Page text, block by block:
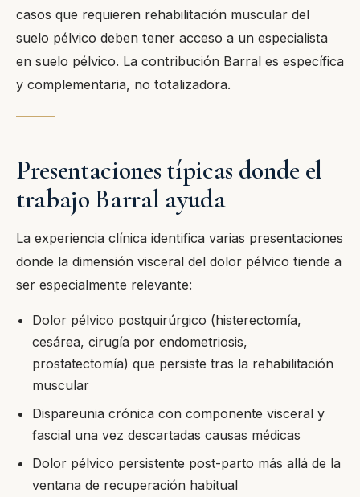
casos que requieren rehabilitación muscular del
suelo pélvico deben tener acceso a un especialista
en suelo pélvico. La contribución Barral es específica
y complementaria, no totalizadora.
Presentaciones típicas donde el
trabajo Barral ayuda
La experiencia clínica identifica varias presentaciones
donde la dimensión visceral del dolor pélvico tiende a
ser especialmente relevante:
Dolor pélvico postquirúrgico (histerectomía,
cesárea, cirugía por endometriosis,
prostatectomía) que persiste tras la rehabilitación
muscular
Dispareunia crónica con componente visceral y
fascial una vez descartadas causas médicas
Dolor pélvico persistente post-parto más allá de la
ventana de recuperación habitual